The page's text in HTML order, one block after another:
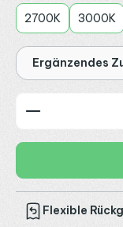
2700K 3000K
Ergänzendes
Produkt
Flexible